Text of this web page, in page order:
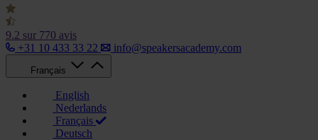
9.2 sur 770 avis
+31 10 433 33 22
info@speakersacademy.com
Français
English
Nederlands
Français
Deutsch